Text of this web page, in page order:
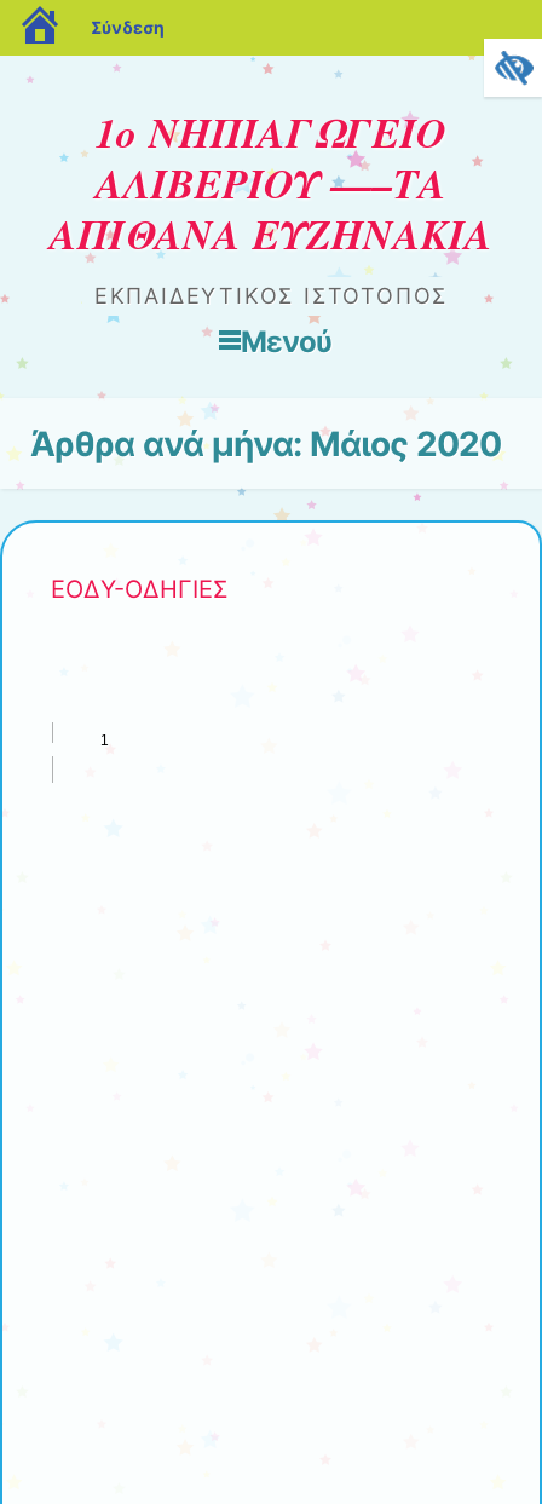
blogs.sch.gr
Σύνδεση
1ο ΝΗΠΙΑΓΩΓΕΙΟ
ΑΛΙΒΕΡΙΟΥ —–ΤΑ
ΑΠΙΘΑΝΑ ΕΥΖΗΝΑΚΙΑ
ΕΚΠΑΙΔΕΥΤΙΚΟΣ ΙΣΤΟΤΟΠΟΣ
Μενού
Άρθρα ανά μήνα: Μάιος 2020
ΕΟΔΥ-ΟΔΗΓΙΕΣ